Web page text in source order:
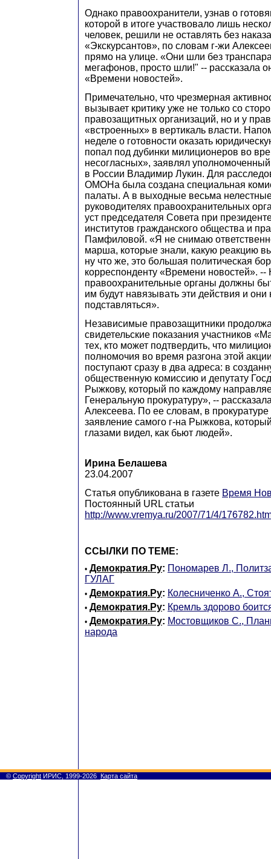
Однако правоохранители, узнав о
которой в итоге участвовало лишь
человек, решили не оставлять без
«Экскурсантов», по словам г-жи
прямо на улице. «Они шли без
мегафонов, просто шли!" -- рассказала
«Времени новостей».
Примечательно, что чрезмерная
вызывает критику уже не только со
правозащитных организаций, но и у
«встроенных» в вертикаль власти.
неделе о готовности оказать
попал под дубинки милиционеров во
несогласных», заявлял
в России Владимир Лукин. Для
ОМОНа была создана специальная
палаты. А в выходные весьма
руководителях правоохранительных
уст председателя Совета при
институтов гражданского общества и
Памфиловой. «Я не снимаю
марша, которые знали, какую реакцию
ну что же, это большая политическая
корреспонденту «Времени новостей».
правоохранительные органы должны
им будут навязывать эти действия и
подставляться».
Независимые правозащитники
свидетельские показания участников
тех, кто может подтвердить, что
полномочия во время разгона этой
поступают сразу в два адреса: в
общественную комиссию и депутату
Рыжкову, который по каждому
Генеральную прокуратуру», --
Алексеева. По ее словам, в прокуратуре
заявление самого г-на Рыжкова,
глазами видел, как бьют людей».
Ирина Белашева
23.04.2007
Статья опубликована в газете Время
Постоянный URL статьи
http://www.vremya.ru/2007/71/4/
ССЫЛКИ ПО ТЕМЕ:
• Демократия.Ру: Пономарев Л.,
ГУЛАГ
• Демократия.Ру: Колесниченко А.,
• Демократия.Ру: Кремль здорово
• Демократия.Ру: Мостовщиков С.,
народа
© Copyright ИРИС, 1999-2026 Карта сайта